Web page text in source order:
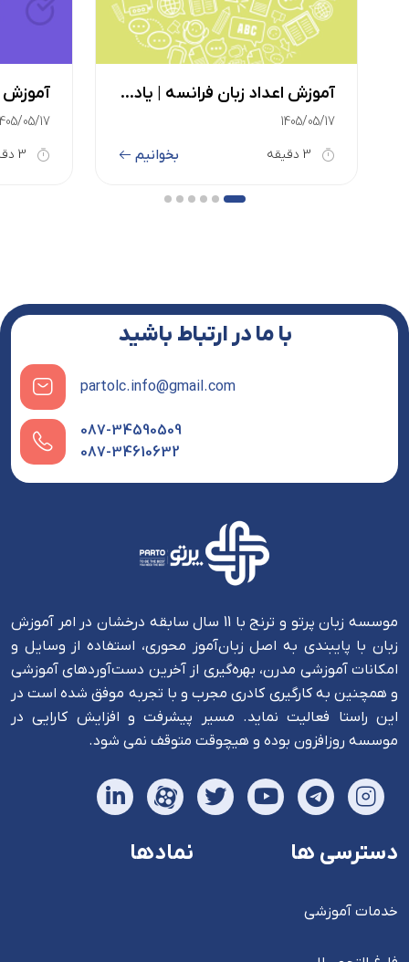
آموزش اعداد زبان فرانسه | یادگیری اعداد فرانسه
1405/05/17
3 دقیقه
بخوانیم
05/17
3 دقیقه
با ما در ارتباط باشید
partolc.info@gmail.com
087-34590509
087-34610632
موسسه زبان پرتو و ترنج با 11 سال سابقه درخشان در امر آموزش
زبان با پایبندی به اصل زبان‌آموز محوری، استفاده از وسایل و
امکانات آموزشی مدرن، بهره‌گیری از آخرین دست‌آوردهای آموزشی
و همچنین به کارگیری کادری مجرب و با تجربه موفق شده است در
این راستا فعالیت نماید. مسیر پیشرفت و افزایش کارایی در
موسسه روزافزون بوده و هیچوقت متوقف نمی شود.
دسترسی ها
خدمات آموزشی
نمادها